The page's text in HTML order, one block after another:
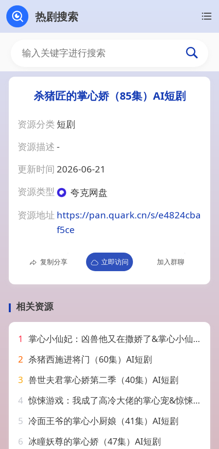
热剧搜索
杀猪匠的掌心娇（85集）AI短剧
资源分类 短剧
资源描述-
更新时间 2026-06-21
资源类型
夸克网盘
资源地址 https://pan.quark.cn/s/e4824cba
f5ce
复制分享 立即访问 加入群聊
相关资源
1 掌心小仙妃：凶兽他又在撒娇了&掌心小仙妃凶兽他又在撒娇了（32集）AI短剧
2 杀猪西施进将门（60集）AI短剧
3 兽世夫君掌心娇第二季（40集）AI短剧
4 惊悚游戏：我成了高冷大佬的掌心宠&惊悚游戏我成了高冷大佬的掌心宠（23集）AI短剧
5 冷面王爷的掌心小厨娘（41集）AI短剧
6 冰瞳妖尊的掌心娇（47集）AI短剧